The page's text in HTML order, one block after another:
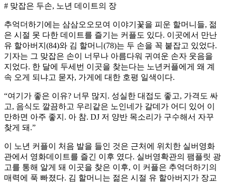
# 맞잡은 두손, 노년 데이트의 장
추억더하기에는 삼삼오오모여 이야기꽃을 피운 할머니들, 젊
은 시절 못 다한 데이트를 즐기는 커플도 있다. 이곳에서 만난
유 할아버지(84)와 김 할머니(78)는 두 손을 꼭 붙잡고 있었다.
기자는 그 맞잡은 손이 너무나 아름다워 귀여운 손자 웃음을
지었다. 한 달에 두세번 이곳을 찾는다는 노년커플에게 왜 계
속 오게 되냐고 묻자, 가게에 대한 호평 일색이다.
“여기가 좋은 이유? 너무 많지. 성실한 대접도 좋고, 가격도 싸
고, 음식도 깔끔하고 우리같은 노인네가 갈데가 어디 있어 이
만하면 아주 좋지. 아 참. DJ 저 양반 목소리가 구수해서 자꾸
찾게 돼.”
이 노년 커플이 처음 발을 들인 것은 근처에 위치한 실버영화
관에서 영화데이트를 즐긴 이후 였다. 실버영확관의 팸플릿 광
고를 통해 알게 돼 이곳을 찾은 이후, 이 커플은 추억더하기의
매력에 푹 빠졌다. 김 할머니는 젊은 시절 유 할아버지가 장교